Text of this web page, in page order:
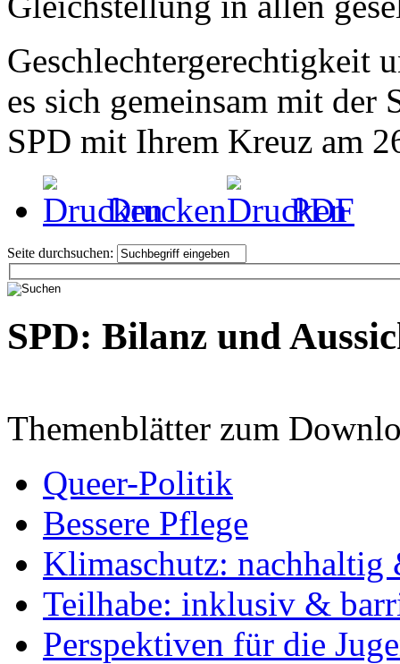
Geschlechtergerechtigkeit
es sich gemeinsam mit der
SPD mit Ihrem Kreuz am
Drucken
PDF
Seite durchsuchen:
SPD: Bilanz und
Themenblätter zum
Queer-Politik
Bessere Pflege
Klimaschutz: nachhaltig
Teilhabe: inklusiv &
Perspektiven für die